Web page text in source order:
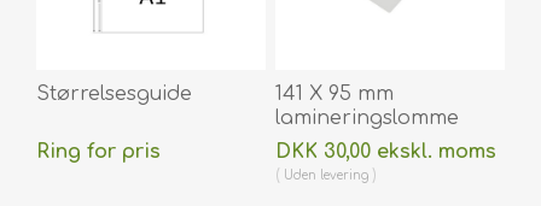
Størrelsesguide
Ring for pris
141 X 95 mm
lamineringslomme
blank / klar 125
micron / my til
varmlaminering 100
DKK 30,00 ekskl. moms
Uden levering